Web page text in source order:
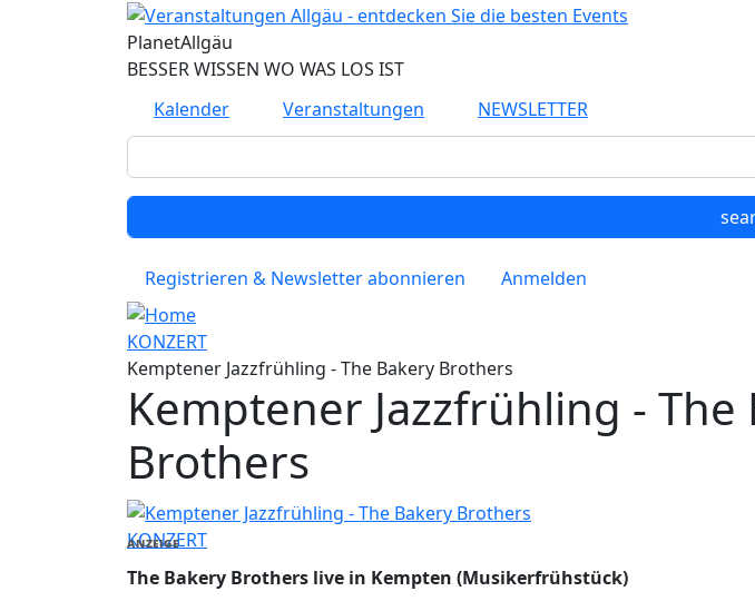
PlanetAllgäu
BESSER WISSEN WO WAS LOS IST
Kalender
Veranstaltungen NEWSLETTER
Registrieren & Newsletter abonnieren Anmelden
KONZERT
Kemptener Jazzfrühling - The Bakery Brothers
Kemptener Jazzfrühling - The
Brothers
KONZERT
ANZEIGE
The Bakery Brothers live in Kempten (Musikerfrühstück)